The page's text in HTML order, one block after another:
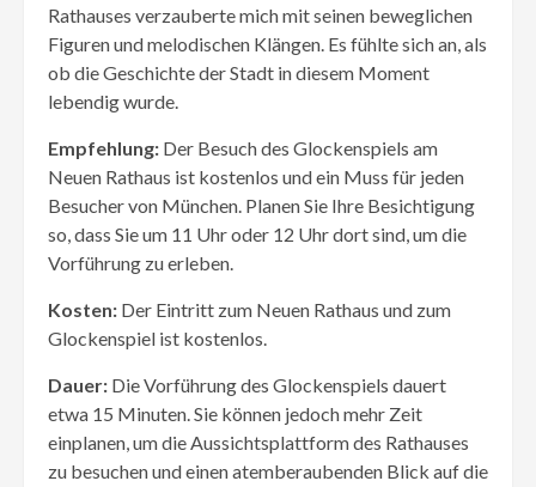
Rathauses verzauberte mich mit seinen beweglichen
Figuren und melodischen Klängen. Es fühlte sich an, als
ob die Geschichte der Stadt in diesem Moment
lebendig wurde.
Empfehlung: Der Besuch des Glockenspiels am
Neuen Rathaus ist kostenlos und ein Muss für jeden
Besucher von München. Planen Sie Ihre Besichtigung
so, dass Sie um 11 Uhr oder 12 Uhr dort sind, um die
Vorführung zu erleben.
Kosten: Der Eintritt zum Neuen Rathaus und zum
Glockenspiel ist kostenlos.
Dauer: Die Vorführung des Glockenspiels dauert
etwa 15 Minuten. Sie können jedoch mehr Zeit
einplanen, um die Aussichtsplattform des Rathauses
zu besuchen und einen atemberaubenden Blick auf die